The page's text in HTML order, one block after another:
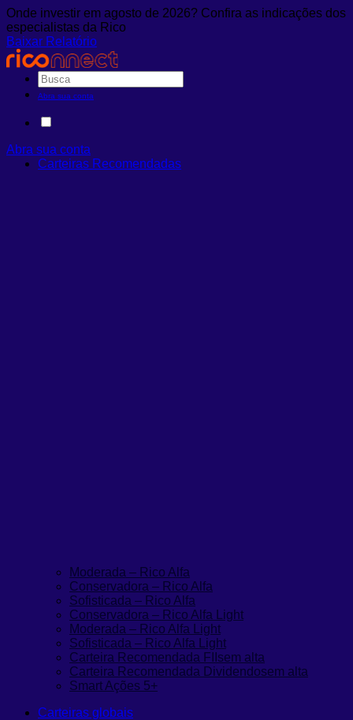
Onde investir em agosto de 2026? Confira as indicações dos
especialistas da Rico
Baixar Relatório
Abra sua conta
Abra sua conta
Carteiras Recomendadas
Moderada – Rico Alfa
Conservadora – Rico Alfa
Sofisticada – Rico Alfa
Conservadora – Rico Alfa Light
Moderada – Rico Alfa Light
Sofisticada – Rico Alfa Light
Carteira Recomendada FIIsem alta
Carteira Recomendada Dividendosem alta
Smart Ações 5+
Carteiras globais